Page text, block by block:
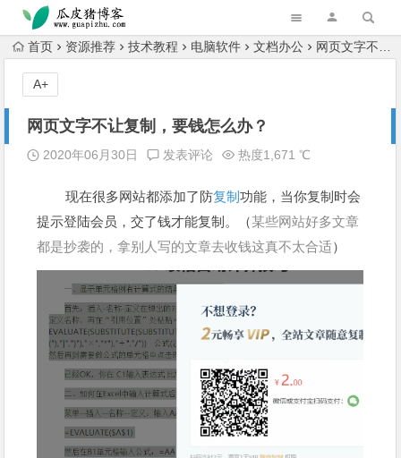
跳转到主内容
首页 资源推荐 技术教程 电脑软件 文档办公 网页文字不让复制，要钱怎么办？
网页文字不让复制，要钱怎么办？
2020年06月30日 发表评论 热度1,671 ℃
现在很多网站都添加了防复制功能，当你复制时会
提示登陆会员，交了钱才能复制。（某些网站好多文章
都是抄袭的，拿别人写的文章去收钱这真不太合适）
A+